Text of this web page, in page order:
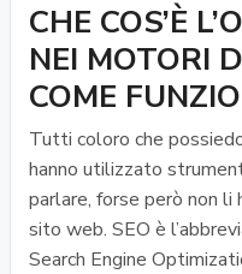
CHE COS’È
NEI MOTORI
COME
Tutti coloro che
hanno utilizzato
parlare, forse però non li
sito web. SEO è
Search Engine